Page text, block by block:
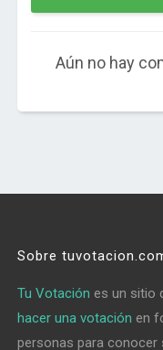
Aún no hay
Sobre
Tu Votación es un sitio
hacer una votación en
personas para